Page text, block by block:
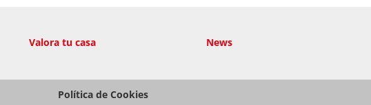
Valora tu casa News
Política de Cookies